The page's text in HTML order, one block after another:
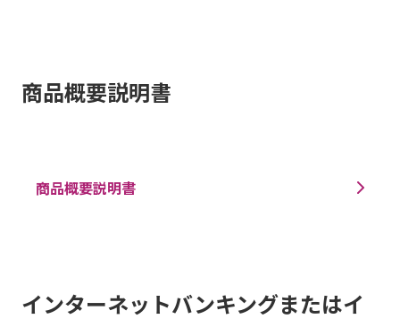
商品概要説明書
商品概要説明書
インターネットバンキングまたはイ